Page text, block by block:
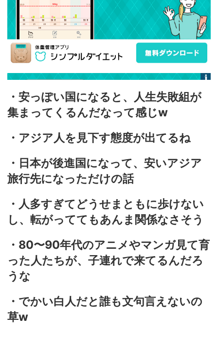
・安っぽい国になると、人生失敗組が
集まってくるんだなって感じw
・アジア人を見下す態度が出てるね
・日本が後進国になって、安いアジア
旅行先になっただけの話
・人多すぎてどうせまともに歩けない
し、転がっててもあんま関係なさそう
・80〜90年代のアニメやマンガ見て育
った人たちが、子連れで来てるんだろ
うな
・でかい白人だと誰も文句言えないの
草w